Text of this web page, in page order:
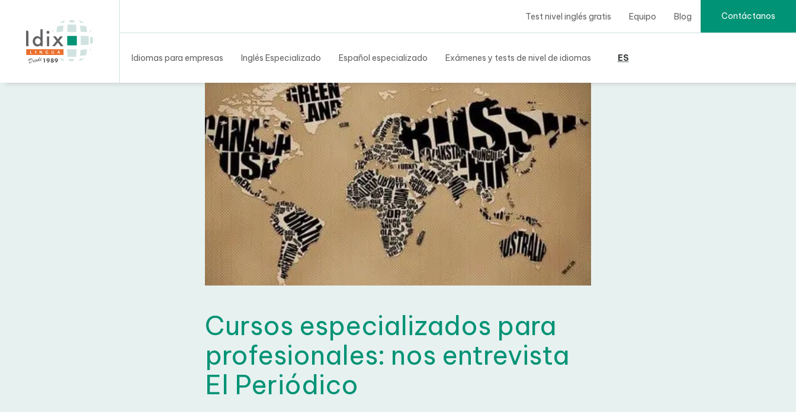
Test nivel inglés gratis Equipo Blog Contáctanos
Idiomas para empresas Inglés Especializado Español especializado Exámenes y tests de nivel de idiomas ES
Cursos especializados para
profesionales: nos entrevista
El Periódico